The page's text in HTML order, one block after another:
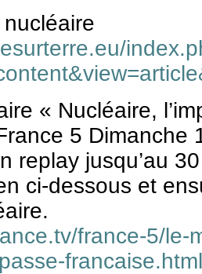
« Nucléaire,
5 Dimanche
replay jusqu’au
ci-dessous et
france-5/le-
francaise.html